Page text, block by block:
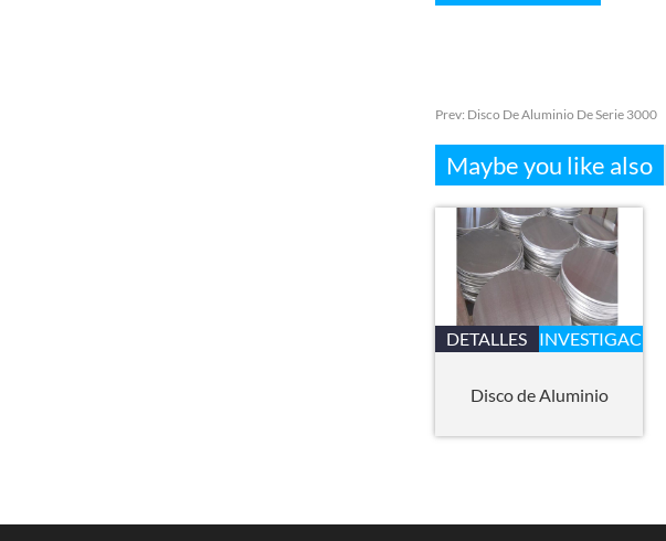
Prev: Disco De Aluminio De Serie 3000
Maybe you like also
DETALLES INVESTIGACIÓN
Disco de Aluminio